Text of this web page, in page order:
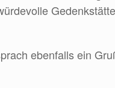
ebenfalls ein